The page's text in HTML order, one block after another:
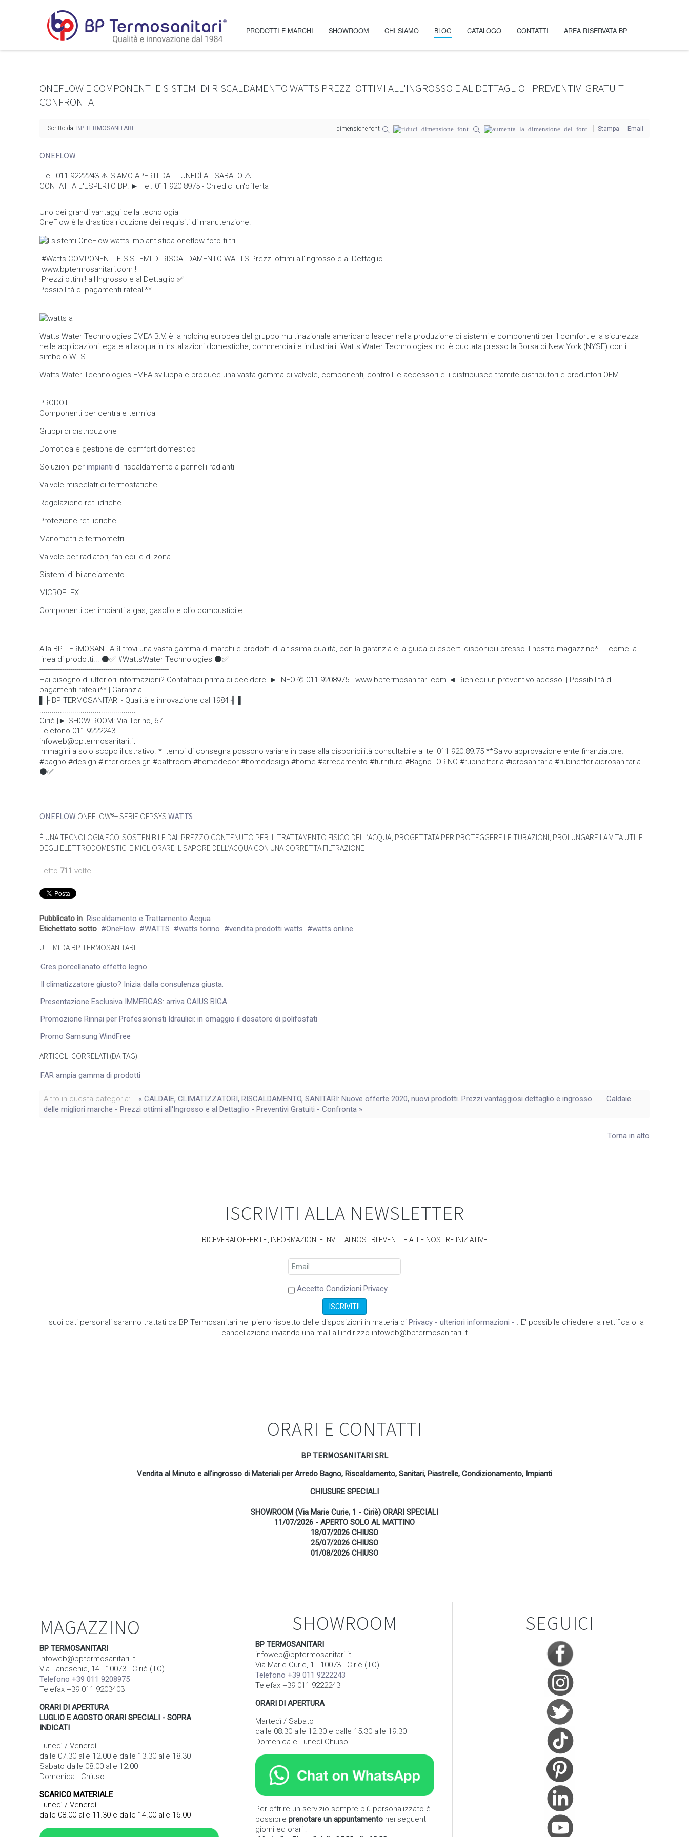
PRODOTTI E MARCHI SHOWROOM CHI SIAMO BLOG CATALOGO CONTATTI AREA RISERVATA BP
ONEFLOW E COMPONENTI E SISTEMI DI RISCALDAMENTO WATTS PREZZI OTTIMI ALL'INGROSSO E AL DETTAGLIO - PREVENTIVI GRATUITI -
CONFRONTA
Scritto da BP TERMOSANITARI dimensione font Stampa Email
ONEFLOW
Tel. 011 9222243 ⚠️ SIAMO APERTI DAL LUNEDÌ AL SABATO ⚠️
CONTATTA L'ESPERTO BP! ► Tel. 011 920 8975 - Chiedici un'offerta
Uno dei grandi vantaggi della tecnologia
OneFlow è la drastica riduzione dei requisiti di manutenzione.
#Watts COMPONENTI E SISTEMI DI RISCALDAMENTO WATTS Prezzi ottimi all'Ingrosso e al Dettaglio
www.bptermosanitari.com !
Prezzi ottimi! all'Ingrosso e al Dettaglio ✅
Possibilità di pagamenti rateali**
Watts Water Technologies EMEA B.V. è la holding europea del gruppo multinazionale americano leader nella produzione di sistemi e componenti per il comfort e la sicurezza
nelle applicazioni legate all'acqua in installazioni domestiche, commerciali e industriali. Watts Water Technologies Inc. è quotata presso la Borsa di New York (NYSE) con il
simbolo WTS.
Watts Water Technologies EMEA sviluppa e produce una vasta gamma di valvole, componenti, controlli e accessori e li distribuisce tramite distributori e produttori OEM.
PRODOTTI
Componenti per centrale termica
Gruppi di distribuzione
Domotica e gestione del comfort domestico
Soluzioni per impianti di riscaldamento a pannelli radianti
Valvole miscelatrici termostatiche
Regolazione reti idriche
Protezione reti idriche
Manometri e termometri
Valvole per radiatori, fan coil e di zona
Sistemi di bilanciamento
MICROFLEX
Componenti per impianti a gas, gasolio e olio combustibile
---------------------------------------------------------------
Alla BP TERMOSANITARI trovi una vasta gamma di marchi e prodotti di altissima qualità, con la garanzia e la guida di esperti disponibili presso il nostro magazzino* ... come la
linea di prodotti... ⚫✅ #WattsWater Technologies ⚫✅
---------------------------------------------------------------
Hai bisogno di ulteriori informazioni? Contattaci prima di decidere! ► INFO ✆ 011 9208975 - www.bptermosanitari.com ◄ Richiedi un preventivo adesso! | Possibilità di
pagamenti rateali** | Garanzia
▌┠ BP TERMOSANITARI - Qualità e innovazione dal 1984 ┨▐
...............................................
Ciriè |► SHOW ROOM: Via Torino, 67
Telefono 011 9222243
infoweb@bptermosanitari.it
Immagini a solo scopo illustrativo. *I tempi di consegna possono variare in base alla disponibilità consultabile al tel 011 920.89.75 **Salvo approvazione ente finanziatore.
#bagno #design #interiordesign #bathroom #homedecor #homedesign #home #arredamento #furniture #BagnoTORINO #rubinetteria #idrosanitaria #rubinetteriaidrosanitaria
⚫✅
ONEFLOW ONEFLOW®+ SERIE OFPSYS WATTS
È UNA TECNOLOGIA ECO-SOSTENIBILE DAL PREZZO CONTENUTO PER IL TRATTAMENTO FISICO DELL’ACQUA, PROGETTATA PER PROTEGGERE LE TUBAZIONI, PROLUNGARE LA VITA UTILE
DEGLI ELETTRODOMESTICI E MIGLIORARE IL SAPORE DELL’ACQUA CON UNA CORRETTA FILTRAZIONE
Letto 711 volte
Pubblicato in Riscaldamento e Trattamento Acqua
Etichettato sotto
OneFlow WATTS watts torino vendita prodotti watts watts online
ULTIMI DA BP TERMOSANITARI
Gres porcellanato effetto legno
Il climatizzatore giusto? Inizia dalla consulenza giusta.
Presentazione Esclusiva IMMERGAS: arriva CAIUS BIGA
Promozione Rinnai per Professionisti Idraulici: in omaggio il dosatore di polifosfati
Promo Samsung WindFree
ARTICOLI CORRELATI (DA TAG)
FAR ampia gamma di prodotti
Altro in questa categoria: « CALDAIE, CLIMATIZZATORI, RISCALDAMENTO, SANITARI: Nuove offerte 2020, nuovi prodotti. Prezzi vantaggiosi dettaglio e ingrosso
Caldaie
delle migliori marche - Prezzi ottimi all'Ingrosso e al Dettaglio - Preventivi Gratuiti - Confronta »
Torna in alto
ISCRIVITI ALLA NEWSLETTER
RICEVERAI OFFERTE, INFORMAZIONI E INVITI AI NOSTRI EVENTI E ALLE NOSTRE INIZIATIVE
Accetto Condizioni Privacy
I suoi dati personali saranno trattati da BP Termosanitari nel pieno rispetto delle disposizioni in materia di Privacy - ulteriori informazioni - . E' possibile chiedere la rettifica o la
cancellazione inviando una mail all'indirizzo infoweb@bptermosanitari.it
ORARI E CONTATTI
BP TERMOSANITARI SRL
Vendita al Minuto e all'ingrosso di Materiali per Arredo Bagno, Riscaldamento, Sanitari, Piastrelle, Condizionamento, Impianti
CHIUSURE SPECIALI
SHOWROOM (Via Marie Curie, 1 - Ciriè) ORARI SPECIALI
11/07/2026 - APERTO SOLO AL MATTINO
18/07/2026 CHIUSO
25/07/2026 CHIUSO
01/08/2026 CHIUSO
MAGAZZINO
BP TERMOSANITARI
infoweb@bptermosanitari.it
Via Taneschie, 14 - 10073 - Ciriè (TO)
Telefono +39 011 9208975
Telefax +39 011 9203403
ORARI DI APERTURA
LUGLIO E AGOSTO ORARI SPECIALI - SOPRA
INDICATI
Lunedì / Venerdì
dalle 07.30 alle 12.00 e dalle 13.30 alle 18.30
Sabato dalle 08.00 alle 12.00
Domenica - Chiuso
SCARICO MATERIALE
Lunedì / Venerdì
dalle 08.00 alle 11.30 e dalle 14.00 alle 16.00
SHOWROOM
BP TERMOSANITARI
infoweb@bptermosanitari.it
Via Marie Curie, 1 - 10073 - Ciriè (TO)
Telefono +39 011 9222243
Telefax +39 011 9222243
ORARI DI APERTURA
Martedì / Sabato
dalle 08.30 alle 12.30 e dalle 15.30 alle 19.30
Domenica e Lunedì Chiuso
Per offrire un servizio sempre più personalizzato è
possibile prenotare un appuntamentonei seguenti
giorni ed orari :
SEGUICI